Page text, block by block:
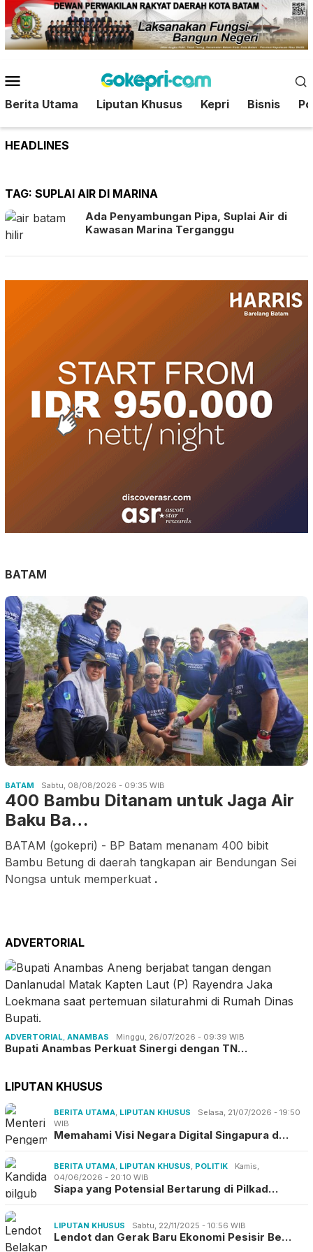
Loncat
ke
konten
Mobile
Berita Utama Liputan Khusus Kepri Bisnis
HEADLINES
TAG: SUPLAI AIR DI MARINA
Ada Penyambungan Pipa, Suplai Air di
Kawasan Marina Terganggu
BATAM
BATAM Sabtu, 08/08/2026 - 09:35 WIB
400 Bambu Ditanam untuk Jaga Air
Baku Ba…
BATAM (gokepri) - BP Batam menanam 400 bibit
Bambu Betung di daerah tangkapan air Bendungan Sei
Nongsa untuk memperkuat .
ADVERTORIAL
ADVERTORIAL, ANAMBAS Minggu, 26/07/2026 - 09:39 WIB
Bupati Anambas Perkuat Sinergi dengan TN…
LIPUTAN KHUSUS
BERITA UTAMA, LIPUTAN KHUSUS
Selasa, 21/07/2026 - 19:50
WIB
Memahami Visi Negara Digital Singapura d…
BERITA UTAMA, LIPUTAN KHUSUS, POLITIK
Kamis,
04/06/2026 - 20:10 WIB
Siapa yang Potensial Bertarung di Pilkad…
LIPUTAN KHUSUS Sabtu, 22/11/2025 - 10:56 WIB
Lendot dan Gerak Baru Ekonomi Pesisir Be…